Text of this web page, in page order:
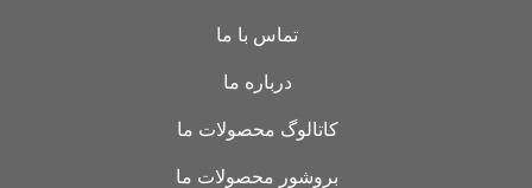
تماس با ما
درباره ما
کاتالوگ محصولات ما
بروشور محصولات ما